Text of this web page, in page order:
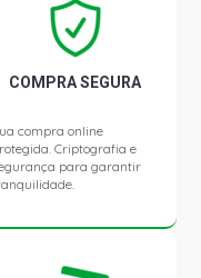
COMPRA SEGURA
compra online
Criptografia e
para garantir